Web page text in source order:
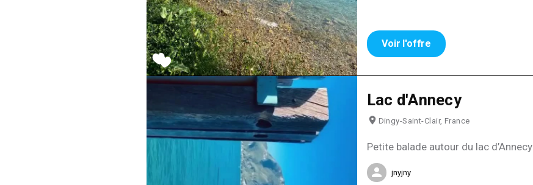
Voir l'offre
Lac d'Annecy
Dingy-Saint-Clair, France
Petite balade autour du lac d’Annecy
jnyjny